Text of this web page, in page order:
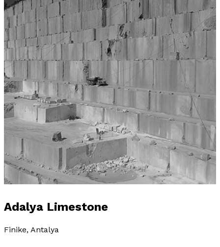
Adalya Limestone
Finike, Antalya